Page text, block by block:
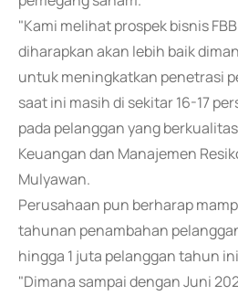
"Kami melihat prospek bisnis
diharapkan akan lebih baik
untuk meningkatkan penetrasi
saat ini masih di sekitar 16-17
pada pelanggan yang
Keuangan dan Manajemen
Mulyawan.
Perusahaan pun berharap
tahunan penambahan
hingga 1 juta pelanggan tahun
"Dimana sampai dengan Juni